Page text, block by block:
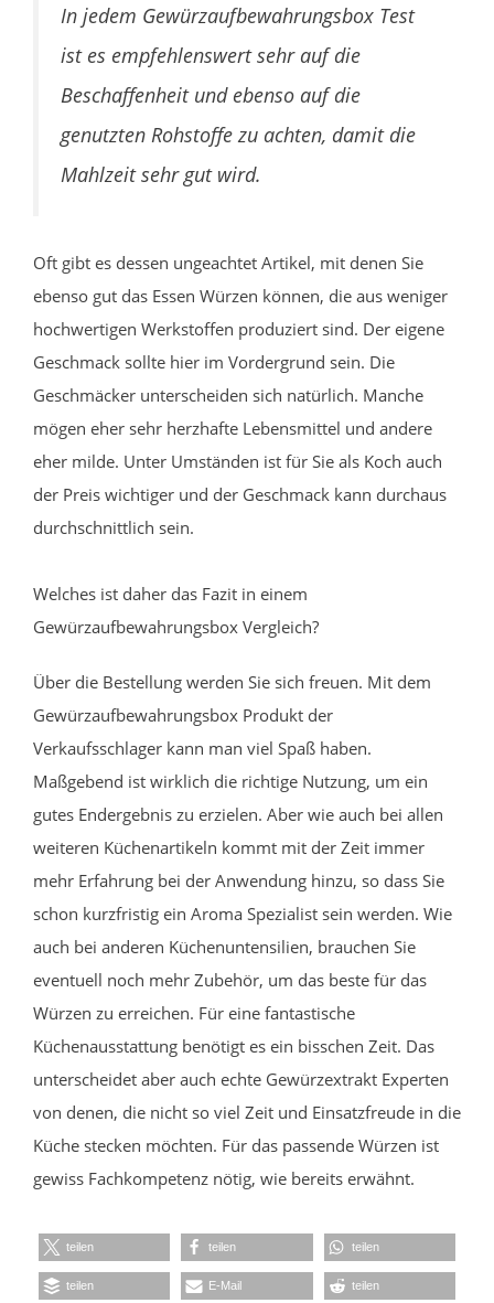
In jedem Gewürzaufbewahrungsbox Test
ist es empfehlenswert sehr auf die
Beschaffenheit und ebenso auf die
genutzten Rohstoffe zu achten, damit die
Mahlzeit sehr gut wird.
Oft gibt es dessen ungeachtet Artikel, mit denen Sie
ebenso gut das Essen Würzen können, die aus weniger
hochwertigen Werkstoffen produziert sind. Der eigene
Geschmack sollte hier im Vordergrund sein. Die
Geschmäcker unterscheiden sich natürlich. Manche
mögen eher sehr herzhafte Lebensmittel und andere
eher milde. Unter Umständen ist für Sie als Koch auch
der Preis wichtiger und der Geschmack kann durchaus
durchschnittlich sein.
Welches ist daher das Fazit in einem
Gewürzaufbewahrungsbox Vergleich?
Über die Bestellung werden Sie sich freuen. Mit dem
Gewürzaufbewahrungsbox Produkt der
Verkaufsschlager kann man viel Spaß haben.
Maßgebend ist wirklich die richtige Nutzung, um ein
gutes Endergebnis zu erzielen. Aber wie auch bei allen
weiteren Küchenartikeln kommt mit der Zeit immer
mehr Erfahrung bei der Anwendung hinzu, so dass Sie
schon kurzfristig ein Aroma Spezialist sein werden. Wie
auch bei anderen Küchenuntensilien, brauchen Sie
eventuell noch mehr Zubehör, um das beste für das
Würzen zu erreichen. Für eine fantastische
Küchenausstattung benötigt es ein bisschen Zeit. Das
unterscheidet aber auch echte Gewürzextrakt Experten
von denen, die nicht so viel Zeit und Einsatzfreude in die
Küche stecken möchten. Für das passende Würzen ist
gewiss Fachkompetenz nötig, wie bereits erwähnt.
teilen teilen teilen
teilen E-Mail teilen